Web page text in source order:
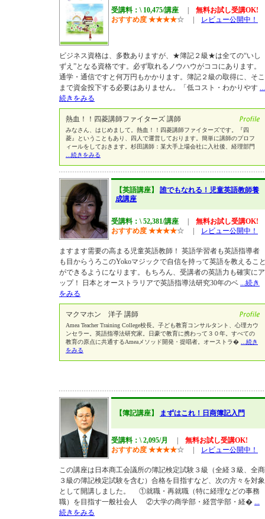
受講料：\ 10,475/講座
無料お試し受講OK!
おすすめ度 ★★★★☆ レビュー公開中！
ビジネス資格は、多数ありますが、★簿記２級★は全ての“いし
ずえ”となる資格です。必ず取れるノウハウがココにあります。
通学・通信ですと何万円もかかります。簿記２級の取得に、そこ
まで資金投下する必要はありません。「低コスト・わかりやす ...
続きをみる
熱血！！四菱講師ファイターズ 講師
みなさん、はじめまして。熱血！！四菱講師ファイターズです。『四
菱』ということもあり、四人で運営しております。簡単に講師のプロフ
ィールをしておきます。杉田講師：某大手上場会社に入社後、経理部門
...続きをみる
【英語講座】 誰でもなれる！児童英語教師養
成講座
受講料：\ 52,381/講座
無料お試し受講OK!
おすすめ度 ★★★★☆ レビュー公開中！
ますます需要の高まる児童英語教師！ 英語学習者も英語指導者
も目からうろこのYokoマジックで自信を持って英語を教えるこ
ができるようになります。もちろん、受講者の英語力も確実にア
ップ！ 日本とオーストラリアで英語指導法研究30年のベ ...続き
をみる
マクマホン 洋子 講師
Amea Teacher Training College校長。子ども教育コンサルタント、心理カウ
ンセラー。英語指導法研究家。日豪で教育に携わって３０年。すべての
教育の原点に共通するAmeaメソッド開発・提唱者。オーストラ�
...続き
をみる
【簿記講座】 まずはこれ！日商簿記入門
受講料：\ 2,095/月
無料お試し受講OK!
おすすめ度 ★★★★☆ レビュー公開中！
この講座は日本商工会議所の簿記検定試験３級（全経３級、全商
３級の簿記検定試験を含む）合格を目指すなど、次の方々を対象
として開講しました。 ①就職・再就職（特に経理などの事務
職）を目指す一般社会人 ②大学の商学部・経営学部・経� ...
続きをみる